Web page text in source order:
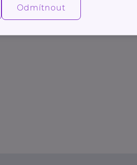
Odmítnout